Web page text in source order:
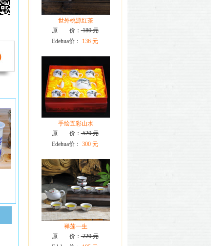
世外桃源红茶
原 价：180 元
Edehua价：
136 元
手绘五彩山水
原 价：520 元
Edehua价： 300 元
禅莲一生
原 价：220 元